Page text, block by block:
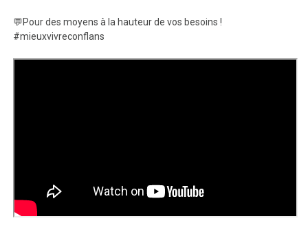
💬Pour des moyens à la hauteur de vos besoins !
#mieuxvivreconflans